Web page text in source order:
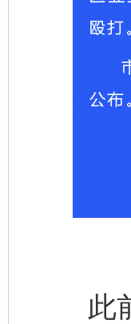
此前